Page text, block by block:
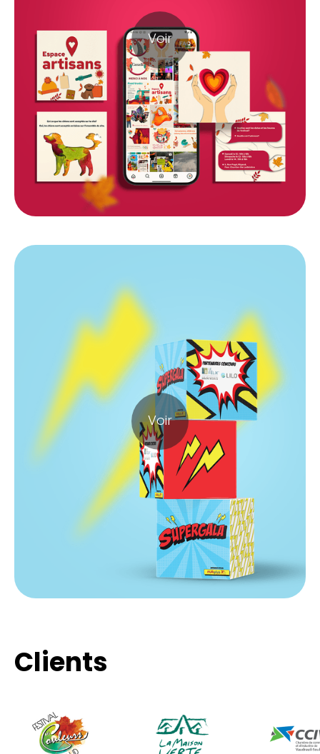
Festival des
Voir
Super Gala :
Voir
Clients